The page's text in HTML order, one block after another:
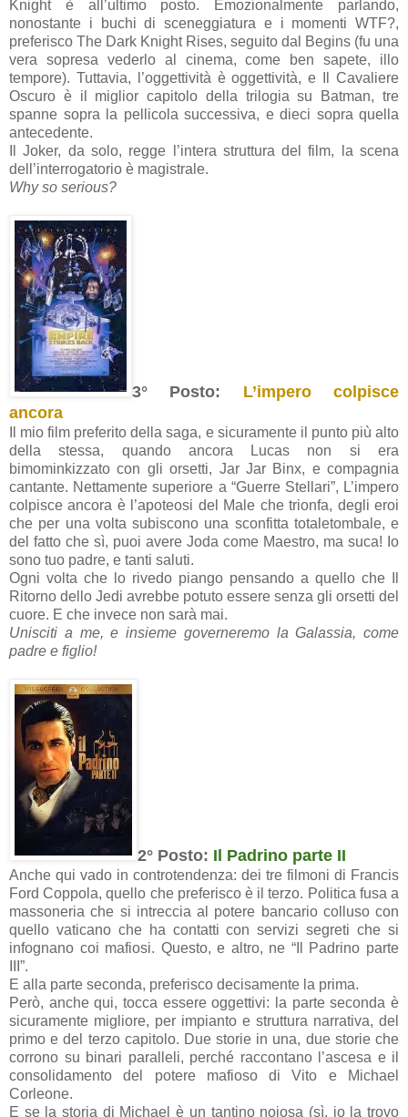
Knight è all’ultimo posto. Emozionalmente parlando,
nonostante i buchi di sceneggiatura e i momenti WTF?,
preferisco The Dark Knight Rises, seguito dal Begins (fu una
vera sopresa vederlo al cinema, come ben sapete, illo
tempore). Tuttavia, l’oggettività è oggettività, e Il Cavaliere
Oscuro è il miglior capitolo della trilogia su Batman, tre
spanne sopra la pellicola successiva, e dieci sopra quella
antecedente.
Il Joker, da solo, regge l’intera struttura del film, la scena
dell’interrogatorio è magistrale.
Why so serious?
3° Posto: L’impero colpisce
ancora
Il mio film preferito della saga, e sicuramente il punto più alto
della stessa, quando ancora Lucas non si era
bimominkizzato con gli orsetti, Jar Jar Binx, e compagnia
cantante. Nettamente superiore a “Guerre Stellari”, L’impero
colpisce ancora è l’apoteosi del Male che trionfa, degli eroi
che per una volta subiscono una sconfitta totaletombale, e
del fatto che sì, puoi avere Joda come Maestro, ma suca! Io
sono tuo padre, e tanti saluti.
Ogni volta che lo rivedo piango pensando a quello che Il
Ritorno dello Jedi avrebbe potuto essere senza gli orsetti del
cuore. E che invece non sarà mai.
Unisciti a me, e insieme governeremo la Galassia, come
padre e figlio!
2° Posto: Il Padrino parte II
Anche qui vado in controtendenza: dei tre filmoni di Francis
Ford Coppola, quello che preferisco è il terzo. Politica fusa a
massoneria che si intreccia al potere bancario colluso con
quello vaticano che ha contatti con servizi segreti che si
infognano coi mafiosi. Questo, e altro, ne “Il Padrino parte
III”.
E alla parte seconda, preferisco decisamente la prima.
Però, anche qui, tocca essere oggettivi: la parte seconda è
sicuramente migliore, per impianto e struttura narrativa, del
primo e del terzo capitolo. Due storie in una, due storie che
corrono su binari paralleli, perché raccontano l’ascesa e il
consolidamento del potere mafioso di Vito e Michael
Corleone.
E se la storia di Michael è un tantino noiosa (sì, io la trovo